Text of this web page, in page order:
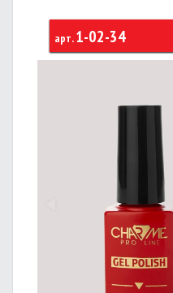
арт.1-02-34